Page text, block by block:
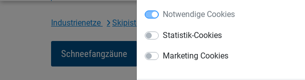
Notwendige Cookies
Statistik-Cookies
Marketing Cookies
Industrienetze Skipistennetze/Schneefangzäune
Schneefangzäune Skipistennetze